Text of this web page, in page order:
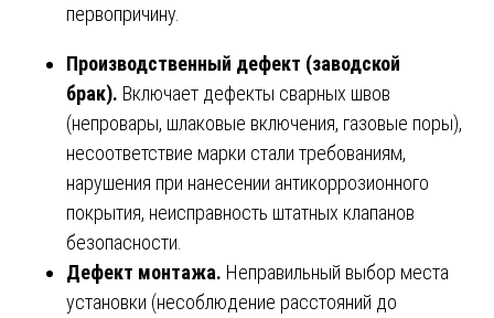
первопричину.
Производственный дефект (заводской
брак). Включает дефекты сварных швов
(непровары, шлаковые включения, газовые поры),
несоответствие марки стали требованиям,
нарушения при нанесении антикоррозионного
покрытия, неисправность штатных клапанов
безопасности.
Дефект монтажа. Неправильный выбор места
установки (несоблюдение расстояний до